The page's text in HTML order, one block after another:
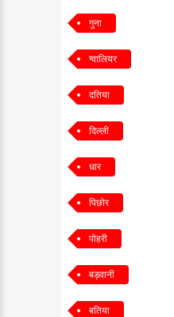
गुना
ग्वालियर
दतिया
दिल्ली
धार
पिछोर
पोहरी
बड़वानी
बतिया